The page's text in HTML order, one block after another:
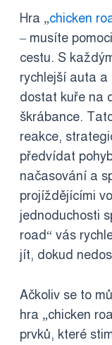
Hra „chicken
– musíte
cestu. S
rychlejší auta a
dostat kuře na
škrábance.
reakce,
předvídat
načasování a
projíždějícími
jednoduchosti
road“ vás
jít, dokud
Ačkoliv se to
hra „chicken
prvků, které